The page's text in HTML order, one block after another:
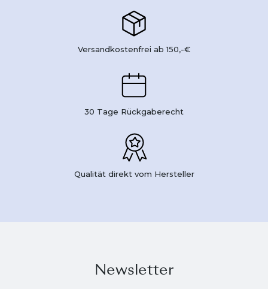
Versandkostenfrei ab 150,-€
30 Tage Rückgaberecht
Qualität direkt vom Hersteller
Newsletter